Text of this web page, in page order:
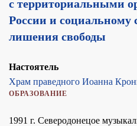
с территориальными
России и социальному
лишения свободы
Настоятель
Храм праведного Иоанна
ОБРАЗОВАНИЕ
1991 г. Северодонецое